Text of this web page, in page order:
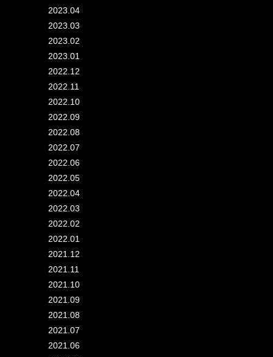
2023.04
2023.03
2023.02
2023.01
2022.12
2022.11
2022.10
2022.09
2022.08
2022.07
2022.06
2022.05
2022.04
2022.03
2022.02
2022.01
2021.12
2021.11
2021.10
2021.09
2021.08
2021.07
2021.06